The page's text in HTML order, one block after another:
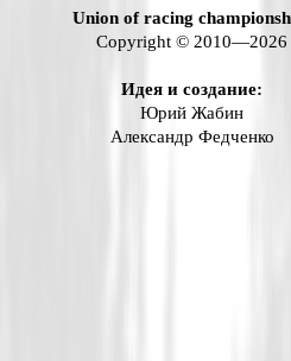
Union of racing
Copyright © 2010—2026
Идея и создание:
Юрий Жабин
Александр Федченко